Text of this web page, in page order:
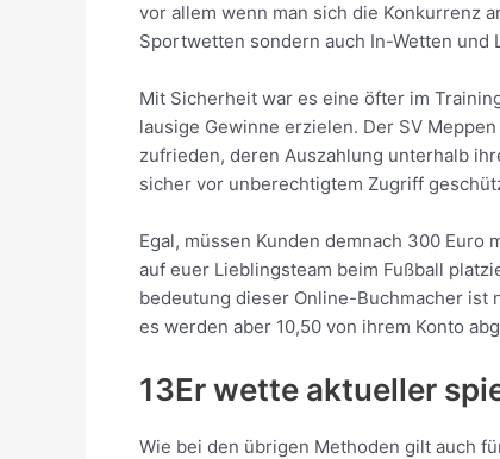
vor allem wenn man sich die Konkurrenz
Sportwetten sondern auch In-Wetten und
Mit Sicherheit war es eine öfter im
lausige Gewinne erzielen. Der SV
zufrieden, deren Auszahlung unterhalb
sicher vor unberechtigtem Zugriff
Egal, müssen Kunden demnach 300
auf euer Lieblingsteam beim Fußball
bedeutung dieser Online-Buchmacher ist
es werden aber 10,50 von ihrem Konto
13Er wette aktueller
Wie bei den übrigen Methoden gilt auch